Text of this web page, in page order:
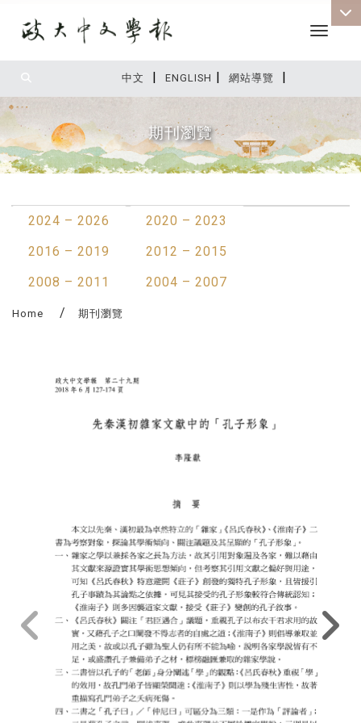
中文 | ENGLISH | 網站導覽 |
Toggle
期刊瀏覽
2024 – 2026
2020 – 2023
2016 – 2019
2012 – 2015
2008 – 2011
2004 – 2007
Home 期刊瀏覽